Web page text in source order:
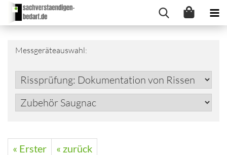
Messgeräteauswahl:
« Erster
« zurück